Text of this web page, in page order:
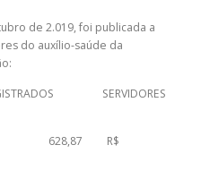
de 2.019, foi publicada a
do auxílio-saúde da
SERVIDORES
R$ 628,87 R$